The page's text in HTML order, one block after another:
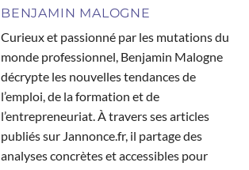
BENJAMIN MALOGNE
Curieux et passionné par les mutations du
monde professionnel, Benjamin Malogne
décrypte les nouvelles tendances de
l’emploi, de la formation et de
l’entrepreneuriat. À travers ses articles
publiés sur Jannonce.fr, il partage des
analyses concrètes et accessibles pour